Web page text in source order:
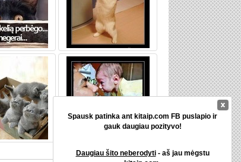
Spausk patinka ant kitaip.com FB puslapio ir
gauk daugiau pozityvo!
Daugiau šito neberodyti- aš jau mėgstu